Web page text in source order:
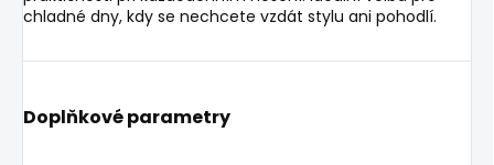
chladné dny, kdy se nechcete vzdát stylu ani pohodlí.
Doplňkové parametry